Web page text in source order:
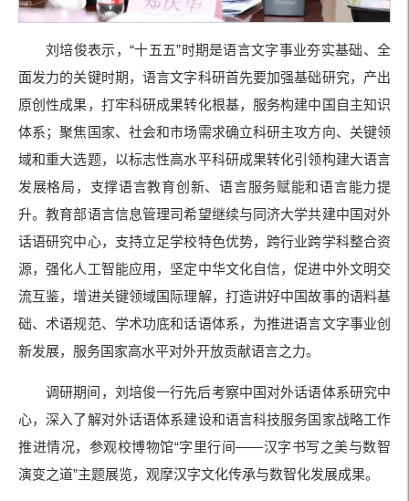
刘培俊表示，“十五五”时期是语言文字事业夯实基础、全
面发力的关键时期，语言文字科研首先要加强基础研究，产出
原创性成果，打牢科研成果转化根基，服务构建中国自主知识
体系；聚焦国家、社会和市场需求确立科研主攻方向、关键领
域和重大选题，以标志性高水平科研成果转化引领构建大语言
发展格局，支撑语言教育创新、语言服务赋能和语言能力提
升。教育部语言信息管理司希望继续与同济大学共建中国对外
话语研究中心，支持立足学校特色优势，跨行业跨学科整合资
源，强化人工智能应用，坚定中华文化自信，促进中外文明交
流互鉴，增进关键领域国际理解，打造讲好中国故事的语料基
础、术语规范、学术功底和话语体系，为推进语言文字事业创
新发展，服务国家高水平对外开放贡献语言之力。
调研期间，刘培俊一行先后考察中国对外话语体系研究中
心，深入了解对外话语体系建设和语言科技服务国家战略工作
推进情况，参观校博物馆“字里行间——汉字书写之美与数智
演变之道”主题展览，观摩汉字文化传承与数智化发展成果。